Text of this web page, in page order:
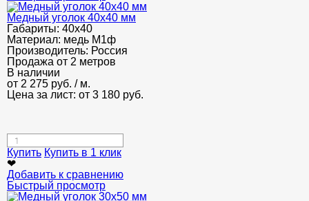
Медный уголок 40х40 мм
Габариты: 40х40
Материал: медь М1ф
Производитель: Россия
Продажа от 2 метров
В наличии
от 2 275 руб. / м.
Цена за лист: от 3 180 руб.
Купить Купить в 1 клик
❤
Добавить к сравнению
Быстрый просмотр